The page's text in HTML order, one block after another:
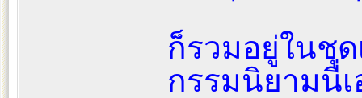
ก็รวมอยู่ในชุ
กรรมนิยามนี่เ